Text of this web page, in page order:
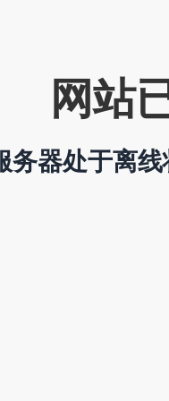
网站
务器处于离